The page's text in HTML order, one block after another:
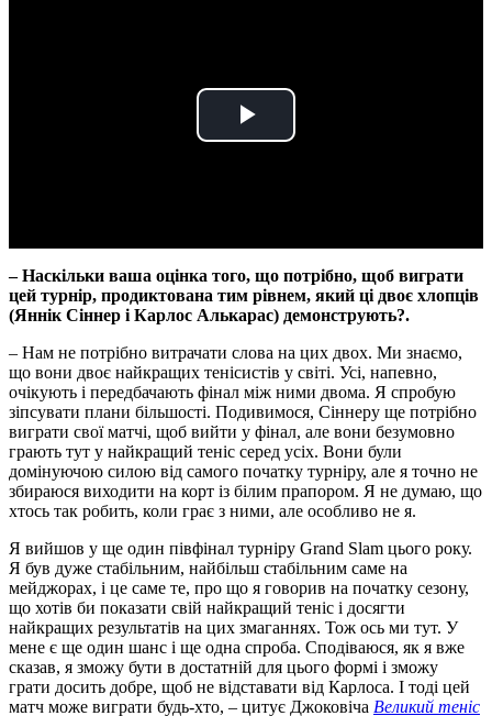
Play
– Наскільки ваша оцінка того, що потрібно, щоб виграти
цей турнір, продиктована тим рівнем, який ці двоє хлопців
(Яннік Сіннер і Карлос Алькарас) демонструють?.
– Нам не потрібно витрачати слова на цих двох. Ми знаємо,
що вони двоє найкращих тенісистів у світі. Усі, напевно,
очікують і передбачають фінал між ними двома. Я спробую
зіпсувати плани більшості. Подивимося, Сіннеру ще потрібно
виграти свої матчі, щоб вийти у фінал, але вони безумовно
грають тут у найкращий теніс серед усіх. Вони були
домінуючою силою від самого початку турніру, але я точно не
збираюся виходити на корт із білим прапором. Я не думаю, що
хтось так робить, коли грає з ними, але особливо не я.
Я вийшов у ще один півфінал турніру Grand Slam цього року.
Я був дуже стабільним, найбільш стабільним саме на
мейджорах, і це саме те, про що я говорив на початку сезону,
що хотів би показати свій найкращий теніс і досягти
найкращих результатів на цих змаганнях. Тож ось ми тут. У
мене є ще один шанс і ще одна спроба. Сподіваюся, як я вже
сказав, я зможу бути в достатній для цього формі і зможу
грати досить добре, щоб не відставати від Карлоса. І тоді цей
матч може виграти будь-хто, – цитує Джоковіча Великий теніс